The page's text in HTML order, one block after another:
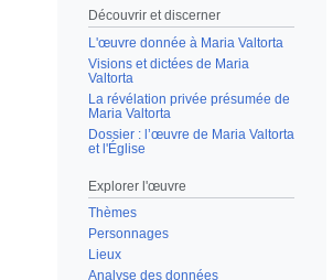
Découvrir et discerner
L'œuvre donnée à Maria Valtorta
Visions et dictées de Maria
Valtorta
La révélation privée présumée de
Maria Valtorta
Dossier : l’œuvre de Maria Valtorta
et l'Église
Explorer l'œuvre
Thèmes
Personnages
Lieux
Analyse des données